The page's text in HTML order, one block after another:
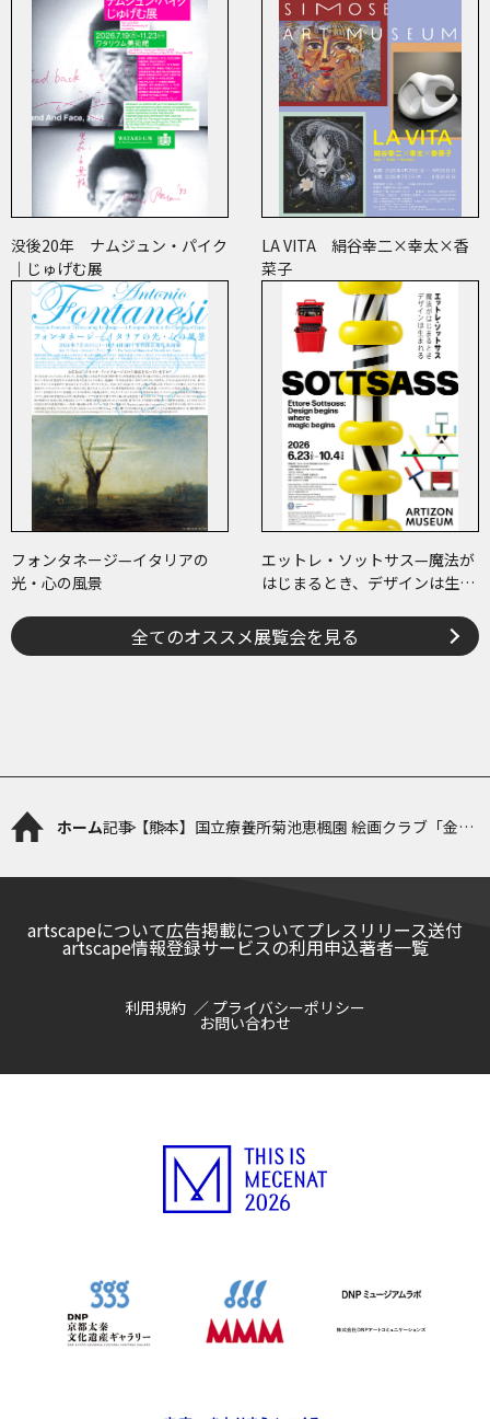
没後20年 ナムジュン・パイク
｜じゅげむ展
LA VITA 絹谷幸二×幸太×香
菜子
フォンタネージ—イタリアの
光・心の風景
エットレ・ソットサス—魔法が
はじまるとき、デザインは生ま
全てのオススメ展覧会を見る
ホーム記事【熊本】国立療養所菊池恵楓園 絵画クラブ「金陽
artscapeについて広告掲載についてプレスリリース送付
artscape情報登録サービスの利用申込著者一覧
利用規約 プライバシーポリシー
お問い合わせ